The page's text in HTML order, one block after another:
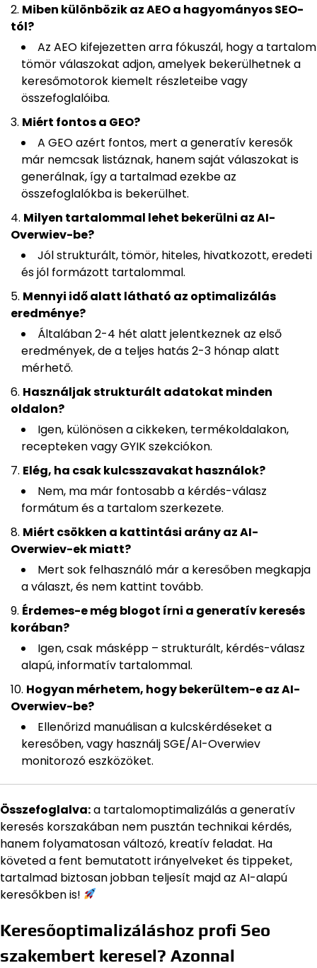
Miben különbözik az AEO a hagyományos SEO-
tól?
Az AEO kifejezetten arra fókuszál, hogy a tartalom
tömör válaszokat adjon, amelyek bekerülhetnek a
keresőmotorok kiemelt részleteibe vagy
összefoglalóiba.
Miért fontos a GEO?
A GEO azért fontos, mert a generatív keresők
már nemcsak listáznak, hanem saját válaszokat is
generálnak, így a tartalmad ezekbe az
összefoglalókba is bekerülhet.
Milyen tartalommal lehet bekerülni az AI-
Overwiev-be?
Jól strukturált, tömör, hiteles, hivatkozott, eredeti
és jól formázott tartalommal.
Mennyi idő alatt látható az optimalizálás
eredménye?
Általában 2-4 hét alatt jelentkeznek az első
eredmények, de a teljes hatás 2-3 hónap alatt
mérhető.
Használjak strukturált adatokat minden
oldalon?
Igen, különösen a cikkeken, termékoldalakon,
recepteken vagy GYIK szekciókon.
Elég, ha csak kulcsszavakat használok?
Nem, ma már fontosabb a kérdés-válasz
formátum és a tartalom szerkezete.
Miért csökken a kattintási arány az AI-
Overwiev-ek miatt?
Mert sok felhasználó már a keresőben megkapja
a választ, és nem kattint tovább.
Érdemes-e még blogot írni a generatív keresés
korában?
Igen, csak másképp – strukturált, kérdés-válasz
alapú, informatív tartalommal.
Hogyan mérhetem, hogy bekerültem-e az AI-
Overwiev-be?
Ellenőrizd manuálisan a kulcskérdéseket a
keresőben, vagy használj SGE/AI-Overwiev
monitorozó eszközöket.
Összefoglalva:a tartalomoptimalizálás a generatív
keresés korszakában nem pusztán technikai kérdés,
hanem folyamatosan változó, kreatív feladat. Ha
követed a fent bemutatott irányelveket és tippeket,
tartalmad biztosan jobban teljesít majd az AI-alapú
keresőkben is!
Keresőoptimalizáláshoz profi Seo
szakembert keresel? Azonnal